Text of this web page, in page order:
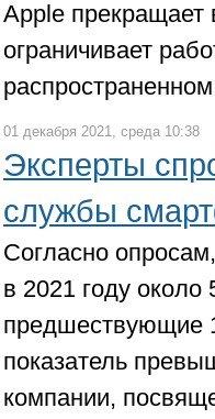
Apple прекращает
ограничивает
01 декабря 2021, среда 10:38
Эксперты
службы
Согласно
в 2021 году
предшествующие
показатель
компании,